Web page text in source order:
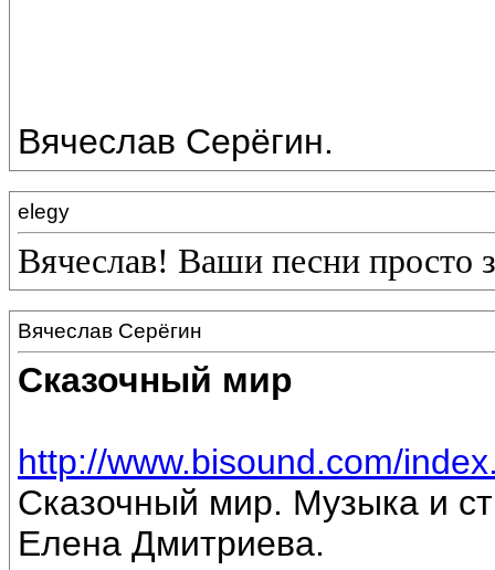
Вячеслав Серёгин.
elegy
Вячеслав! Ваши песни просто
Вячеслав Серёгин
Сказочный мир
http://www.bisound.com/
Сказочный мир. Музыка и
Елена Дмитриева.